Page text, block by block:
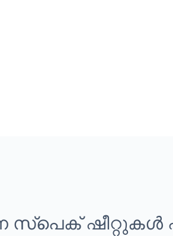
സ്പെക് ഷീറ്റുകൾ